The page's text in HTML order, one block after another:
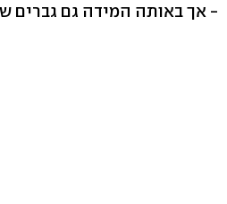
- אך באותה המידה גם גברים